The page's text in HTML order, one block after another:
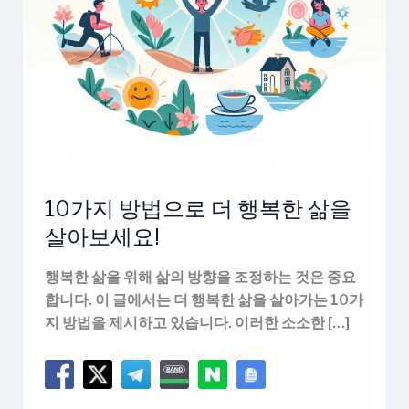
10가지 방법으로 더 행복한 삶을
살아보세요!
행복한 삶을 위해 삶의 방향을 조정하는 것은 중요
합니다. 이 글에서는 더 행복한 삶을 살아가는 10가
지 방법을 제시하고 있습니다. 이러한 소소한 […]